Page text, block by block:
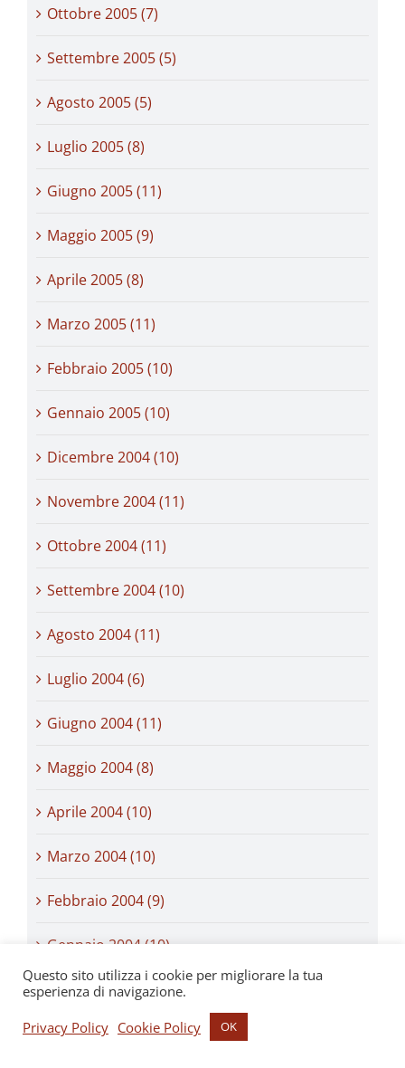
Ottobre 2005 (7)
Settembre 2005 (5)
Agosto 2005 (5)
Luglio 2005 (8)
Giugno 2005 (11)
Maggio 2005 (9)
Aprile 2005 (8)
Marzo 2005 (11)
Febbraio 2005 (10)
Gennaio 2005 (10)
Dicembre 2004 (10)
Novembre 2004 (11)
Ottobre 2004 (11)
Settembre 2004 (10)
Agosto 2004 (11)
Luglio 2004 (6)
Giugno 2004 (11)
Maggio 2004 (8)
Aprile 2004 (10)
Marzo 2004 (10)
Febbraio 2004 (9)
Gennaio 2004 (10)
Dicembre 2003 (16)
Novembre 2003 (13)
Questo sito utilizza i cookie per migliorare la tua
esperienza di navigazione.
Privacy Policy Cookie Policy OK